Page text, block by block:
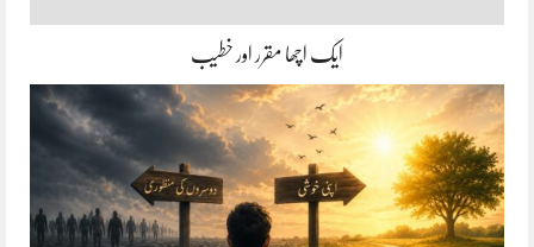
ایک اچھا مقرر اور خطیب